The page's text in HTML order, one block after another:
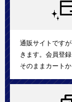
通販サイトです
きます。会員登
そのままカート